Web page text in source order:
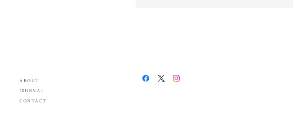
ABOUT
J0URNAL
CONTACT